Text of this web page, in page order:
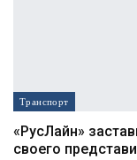
Транспорт
«РусЛайн»
своего